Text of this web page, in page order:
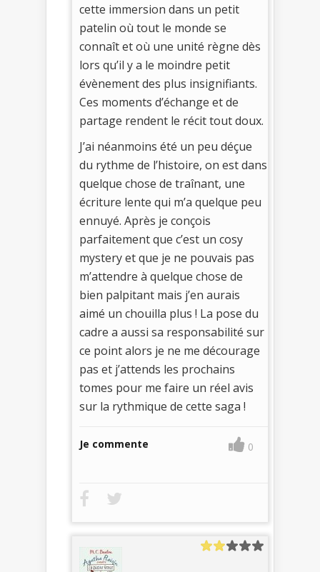
cette immersion dans un petit
patelin où tout le monde se
connaît et où une unité règne dès
lors qu’il y a le moindre petit
évènement des plus insignifiants.
Ces moments d’échange et de
partage rendent le récit tout doux.
J’ai néanmoins été un peu déçue
du rythme de l’histoire, on est dans
quelque chose de traînant, une
écriture lente qui m’a quelque peu
ennuyé. Après je conçois
parfaitement que c’est un cosy
mystery et que je ne pouvais pas
m’attendre à quelque chose de
bien palpitant mais j’en aurais
aimé un chouilla plus ! La pose du
cadre a aussi sa responsabilité sur
ce point alors je ne me décourage
pas et j’attends les prochains
tomes pour me faire un réel avis
sur la rythmique de cette saga !
Je commente 0